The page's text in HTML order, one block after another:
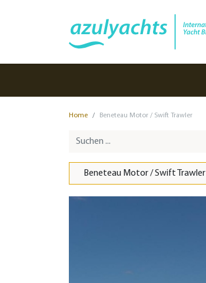
Home Beneteau Motor / Swift Trawler
Beneteau Motor / Swift Trawler